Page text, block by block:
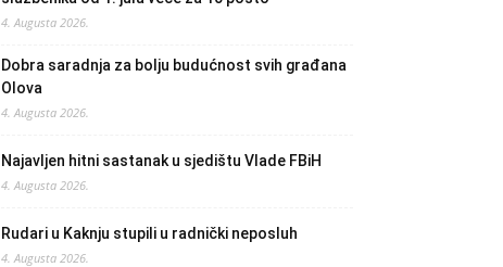
4. Augusta 2026.
Dobra saradnja za bolju budućnost svih građana
Olova
4. Augusta 2026.
Najavljen hitni sastanak u sjedištu Vlade FBiH
4. Augusta 2026.
Rudari u Kaknju stupili u radnički neposluh
4. Augusta 2026.